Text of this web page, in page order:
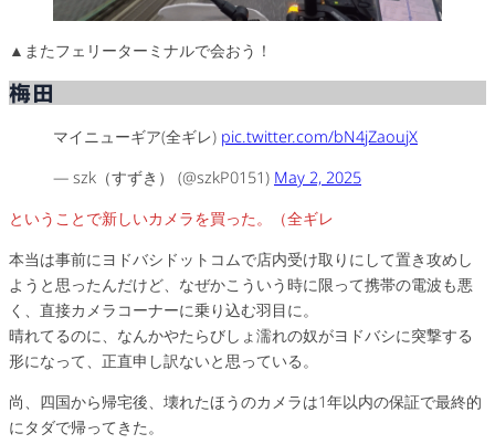
▲またフェリーターミナルで会おう！
梅田
マイニューギア(全ギレ) pic.twitter.com/bN4jZaoujX
— szk（すずき） (@szkP0151) May 2, 2025
ということで新しいカメラを買った。（全ギレ
本当は事前にヨドバシドットコムで店内受け取りにして置き攻めし
ようと思ったんだけど、なぜかこういう時に限って携帯の電波も悪
く、直接カメラコーナーに乗り込む羽目に。
晴れてるのに、なんかやたらびしょ濡れの奴がヨドバシに突撃する
形になって、正直申し訳ないと思っている。
尚、四国から帰宅後、壊れたほうのカメラは1年以内の保証で最終的
にタダで帰ってきた。